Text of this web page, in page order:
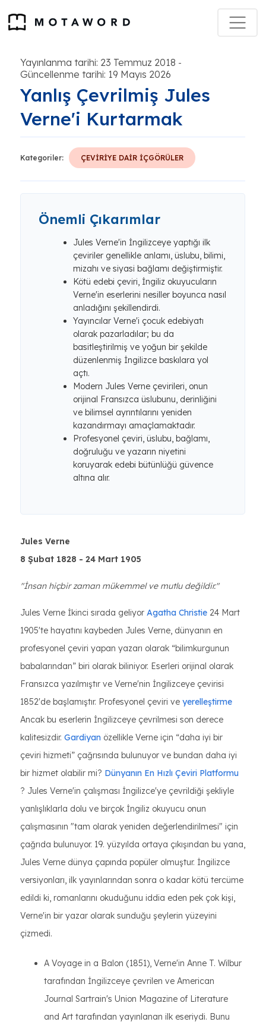
Yayınlanma tarihi: 23 Temmuz 2018 -
Güncellenme tarihi: 19 Mayıs 2026
Yanlış Çevrilmiş Jules
Verne'i Kurtarmak
Kategoriler: ÇEVİRİYE DAİR İÇGÖRÜLER
Önemli Çıkarımlar
Jules Verne'in İngilizceye yaptığı ilk
çeviriler genellikle anlamı, üslubu, bilimi,
mizahı ve siyasi bağlamı değiştirmiştir.
Kötü edebi çeviri, İngiliz okuyucuların
Verne'in eserlerini nesiller boyunca nasıl
anladığını şekillendirdi.
Yayıncılar Verne'i çocuk edebiyatı
olarak pazarladılar; bu da
basitleştirilmiş ve yoğun bir şekilde
düzenlenmiş İngilizce baskılara yol
açtı.
Modern Jules Verne çevirileri, onun
orijinal Fransızca üslubunu, derinliğini
ve bilimsel ayrıntılarını yeniden
kazandırmayı amaçlamaktadır.
Profesyonel çeviri, üslubu, bağlamı,
doğruluğu ve yazarın niyetini
koruyarak edebi bütünlüğü güvence
altına alır.
Jules Verne
8 Şubat 1828 - 24 Mart 1905
"İnsan hiçbir zaman mükemmel ve mutlu değildir."
Jules Verne İkinci sırada geliyor Agatha Christie 24 Mart
1905'te hayatını kaybeden Jules Verne, dünyanın en
profesyonel çeviri yapan yazarı olarak “bilimkurgunun
babalarından” biri olarak biliniyor. Eserleri orijinal olarak
Fransızca yazılmıştır ve Verne'nin İngilizceye çevirisi
1852'de başlamıştır. Profesyonel çeviri ve yerelleştirme
Ancak bu eserlerin İngilizceye çevrilmesi son derece
kalitesizdir. Gardiyan özellikle Verne için “daha iyi bir
çeviri hizmeti” çağrısında bulunuyor ve bundan daha iyi
bir hizmet olabilir mi? Dünyanın En Hızlı Çeviri Platformu
? Jules Verne'in çalışması İngilizce'ye çevrildiği şekliyle
yanlışlıklarla dolu ve birçok İngiliz okuyucu onun
çalışmasının "tam olarak yeniden değerlendirilmesi" için
çağrıda bulunuyor. 19. yüzyılda ortaya çıkışından bu yana,
Jules Verne dünya çapında popüler olmuştur. İngilizce
versiyonları, ilk yayınlarından sonra o kadar kötü tercüme
edildi ki, romanlarını okuduğunu iddia eden pek çok kişi,
Verne'in bir yazar olarak sunduğu şeylerin yüzeyini
çizmedi.
A Voyage in a Balon (1851), Verne'in Anne T. Wilbur
tarafından İngilizceye çevrilen ve American
Journal Sartrain's Union Magazine of Literature
and Art tarafından yayınlanan ilk eseriydi. Bunu